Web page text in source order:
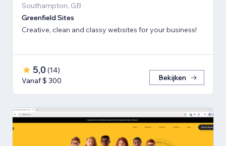
Southampton, GB
Greenfield Sites
Creative, clean and classy websites for your business!
5,0 (14)
Vanaf $ 300
Bekijken